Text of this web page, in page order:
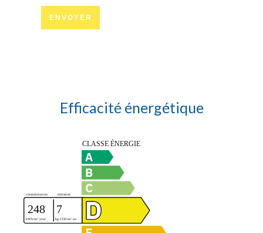
ENVOYER
Efficacité énergétique